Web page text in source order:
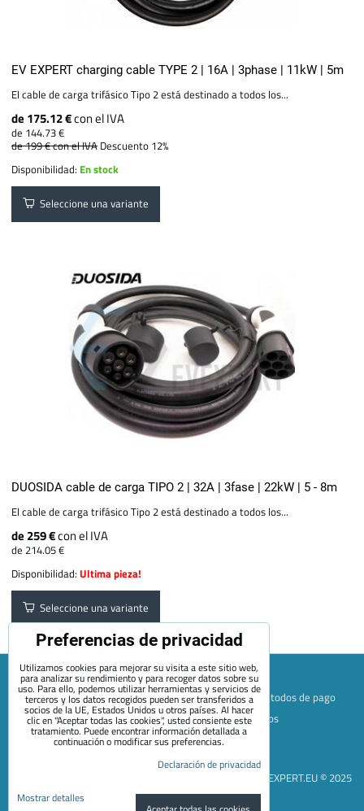
EV EXPERT charging cable TYPE 2 | 16A | 3phase | 11kW | 5m
El cable de carga trifásico Tipo 2 está destinado a todos los...
de 175.12 €con el IVA
de 144.73 €
de 199 €con el IVA Descuento 12%
Disponibilidad: En stock
Seleccione una variante
DUOSIDA cable de carga TIPO 2 | 32A | 3fase | 22kW | 5 - 8m
El cable de carga trifásico Tipo 2 está destinado a todos los...
de 259 €con el IVA
de 214.05 €
Disponibilidad:Ultima pieza!
Seleccione una variante
Mapa de la página web Términos y condiciones
Métodos de pago
Envío y devolución
+420 722 689 252
Quiénes somos
Contacto
Blog
Declaración de privacidad
EVEXPERT.EU © 2025
Preferencias de privacidad
Utilizamos cookies para mejorar su visita a este sitio web,
para analizar su rendimiento y para recoger datos sobre su
uso. Para ello, podemos utilizar herramientas y servicios de
terceros y los datos recogidos pueden ser transferidos a
socios de la UE, Estados Unidos u otros países. Al hacer
clic en "Aceptar todas las cookies", usted consiente este
tratamiento. Puede encontrar información detallada a
continuación o modificar sus preferencias.
Declaración de privacidad
Mostrar detalles